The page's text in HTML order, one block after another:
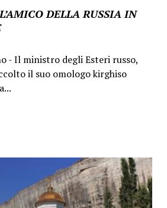
DELLA RUSSIA IN
- Il ministro degli Esteri russo,
il suo omologo kirghiso